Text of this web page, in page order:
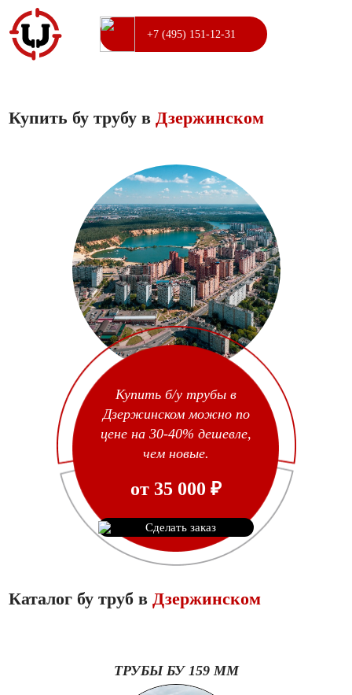
+7 (495) 151-12-31
Купить бу трубу вДзержинском
Купить б/у трубы в
Дзержинском можно по
цене на 30-40% дешевле,
чем новые.
от 35 000 ₽
Сделать заказ
Каталог бу труб вДзержинском
ТРУБЫ БУ 159 ММ